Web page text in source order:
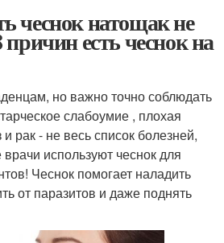
чеснок натощак не
есть чеснок на
но важно точно соблюдать
слабоумие , плохая
рак - не весь список болезней,
используют чеснок для
Чеснок помогает наладить
от паразитов и даже поднять